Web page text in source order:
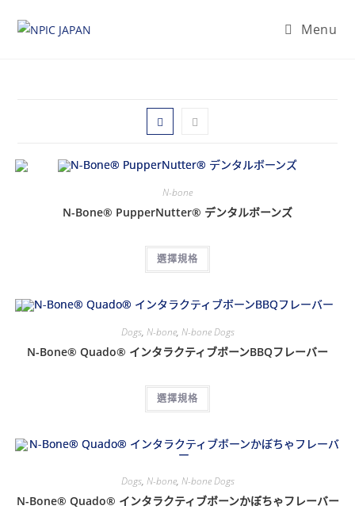
Menu
N-bone
N-Bone® PupperNutter® デンタルボーンズ
選擇規格
Dogs, N-bone, N-bone Dogs
N-Bone® Quado® インタラクティブボーンBBQフレーバー
選擇規格
Dogs, N-bone, N-bone Dogs
N-Bone® Quado® インタラクティブボーンかぼちゃフレーバー